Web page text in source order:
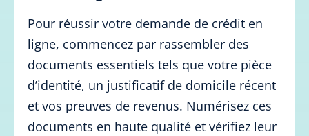
Pour réussir votre demande de crédit en
ligne, commencez par rassembler des
documents essentiels tels que votre pièce
d’identité, un justificatif de domicile récent
et vos preuves de revenus. Numérisez ces
documents en haute qualité et vérifiez leur